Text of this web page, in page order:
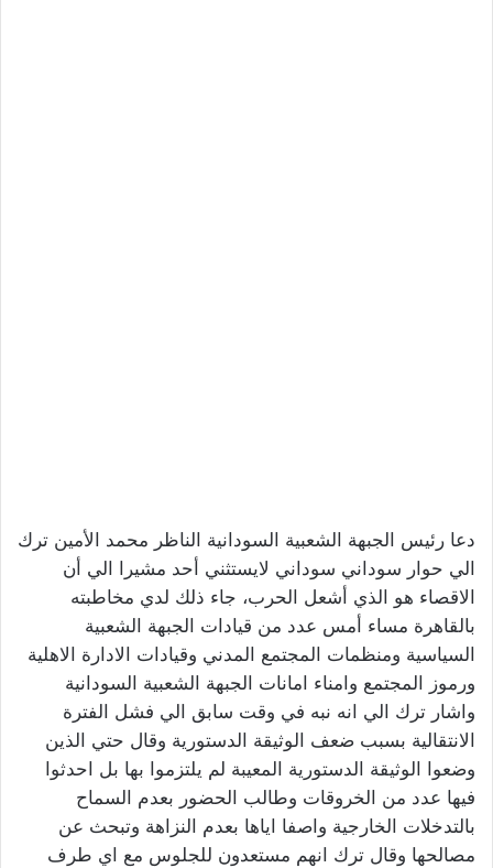
دعا رئيس الجبهة الشعبية السودانية الناظر محمد الأمين ترك
الي حوار سوداني سوداني لايستثني أحد مشيرا الي أن
الاقصاء هو الذي أشعل الحرب، جاء ذلك لدي مخاطبته
بالقاهرة مساء أمس عدد من قيادات الجبهة الشعبية
السياسية ومنظمات المجتمع المدني وقيادات الادارة الاهلية
ورموز المجتمع وامناء امانات الجبهة الشعبية السودانية
واشار ترك الي انه نبه في وقت سابق الي فشل الفترة
الانتقالية بسبب ضعف الوثيقة الدستورية وقال حتي الذين
وضعوا الوثيقة الدستورية المعيبة لم يلتزموا بها بل احدثوا
فيها عدد من الخروقات وطالب الحضور بعدم السماح
بالتدخلات الخارجية واصفا اياها بعدم النزاهة وتبحث عن
مصالحها وقال ترك انهم مستعدون للجلوس مع اي طرف